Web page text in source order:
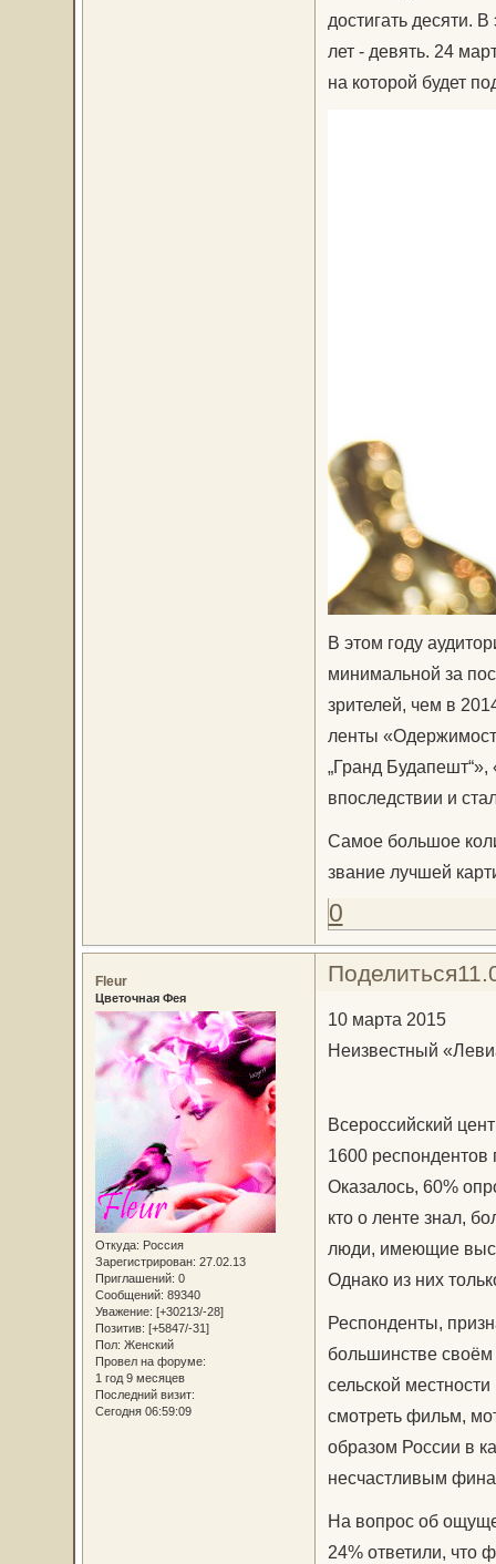
достигать десяти.
лет - девять. 24
на которой будет
В этом году
минимальной за
зрителей, чем в
ленты
„Гранд
впоследствии и
Самое большое
звание лучшей
0
Поделиться
Fleur
Цветочная Фея
Откуда: Россия
Зарегистрирован: 27.02.13
Приглашений: 0
Сообщений: 89340
Уважение: [+30213/-28]
Позитив: [+5847/-31]
Пол: Женский
Провел на форуме:
1 год 9 месяцев
Последний визит:
Сегодня 06:59:09
10 марта 2015
Неизвестный
Всероссийский
1600
Оказалось, 60%
кто о ленте знал,
люди, имеющие
Однако из них
Респонденты,
большинстве
сельской
смотреть фильм,
образом России в
несчастливым
На вопрос об
24% ответили, что